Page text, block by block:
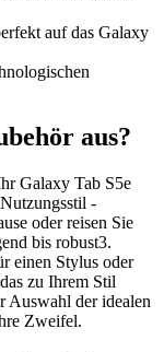
auf das Galaxy
aus?
Galaxy Tab S5e
-
oder reisen Sie
bis robust3.
einen Stylus oder
zu Ihrem Stil
Auswahl der idealen
Zweifel.